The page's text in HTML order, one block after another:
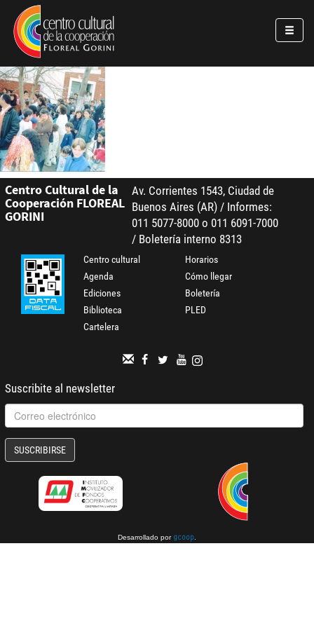
Pasar al contenido principal
Jump to main content
Centro Cultural de la
Cooperación FLOREAL
GORINI
Av. Corrientes 1543, Ciudad de
Buenos Aires (AR) / Informes:
011 5077-8000 o 011 6091-7000
/ Boletería interno 8313
Centro cultural
Agenda
Ediciones
Biblioteca
Cartelera
Horarios
Cómo llegar
Boletería
PLED
Suscribite al newsletter
SUSCRIBIRSE
Desarrollado por gcoop.